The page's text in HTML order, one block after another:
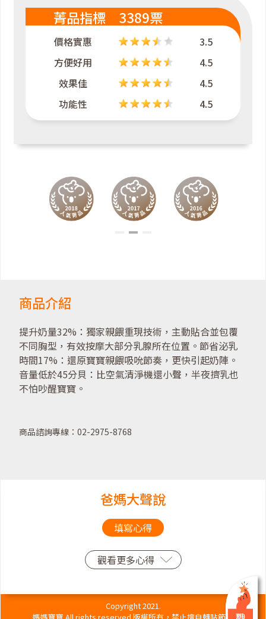
菁品指標 3389票
價格實惠
3.5
方便好用
4.5
效果佳
4.5
功能性
4.5
商品介紹
提升奶量32%：獨家親餵重現技術，主動貼合並包覆
不同胸型，有效按摩大部分乳腺所在位置。節省泌乳
時間17%：還原寶寶親餵吸吮節奏，更快引起奶陣。
音量低於45分貝：比空氣清淨機還小聲，半夜擠乳也
不怕吵醒寶寶。
商品諮詢專線：02-2975-8768
爸媽大聲說
填寫心得
觀看更多心得
Copyright 2021.